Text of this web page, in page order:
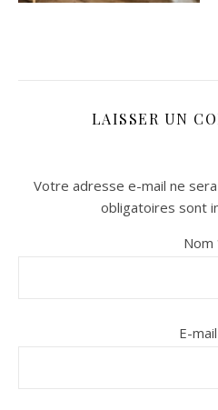
sur Instagram
sur Instagram
LAISSER UN
Votre adresse e-mail ne
obligatoires sont
Nom
E-mail